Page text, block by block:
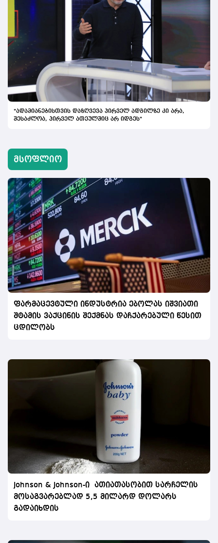
"ადამიანებისთვის დაზღვევა პირველ ადგილზე კი არა,
შესაძლოა, პირველ ათეულშიც არ იდგეს"
მსოფლიო
ფარმაცევტული ინდუსტრია ებოლას იშვიათი
შტამის ვაქცინის შექმნას დაჩქარებული წესით
ცდილობს
Johnson & Johnson-ი ათიათასობით სარჩელის
მოსაგვარებლად 5,5 მილარდ დოლარს
გადაიხდის